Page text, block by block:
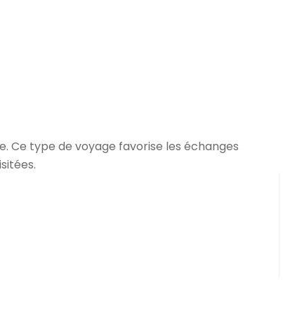
Ce type de voyage favorise les échanges